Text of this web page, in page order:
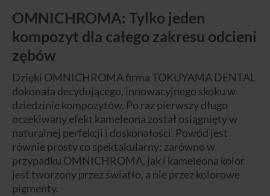
OMNICHROMA: Tylko jeden
kompozyt dla całego zakresu odcieni
zębów
Dzięki OMNICHROMA firma TOKUYAMA DENTAL
dokonała decydującego, innowacyjnego skoku w
dziedzinie kompozytów. Po raz pierwszy długo
oczekiwany efekt kameleona został osiągnięty w
naturalnej perfekcji i doskonałości. Powód jest
równie prosty co spektakularny: zarówno w
przypadku OMNICHROMA, jak i kameleona kolor
jest tworzony przez światło, a nie przez kolorowe
pigmenty.